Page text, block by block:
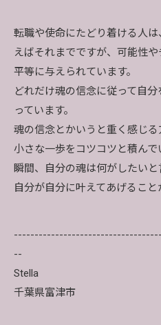
転職や使命にたどり着ける人
えばそれまでですが、可能性
平等に与えられています。
どれだけ魂の信念に従って自
っています。
魂の信念とかいうと重く感じる
小さな一歩をコツコツと積ん
瞬間、自分の魂は何がしたい
自分が自分に叶えてあげるこ
--
Stella
千葉県富津市